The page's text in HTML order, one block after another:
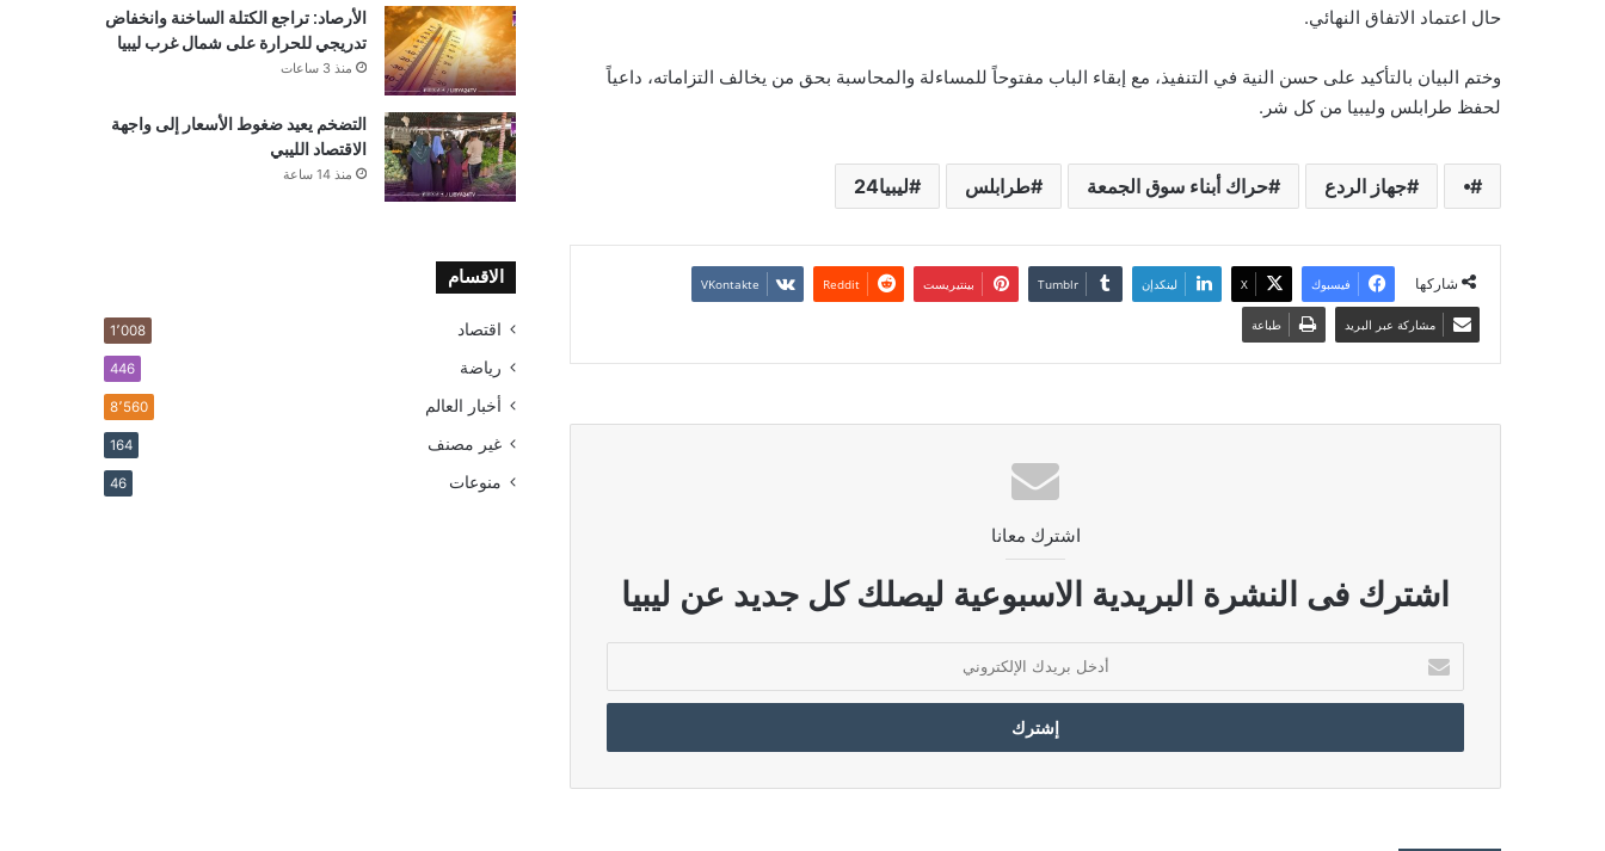
حال اعتماد الاتفاق النهائي.
وختم البيان بالتأكيد على حسن النية في التنفيذ، مع إبقاء الباب مفتوحاً للمساءلة والمحاسبة بحق من يخالف التزاماته، داعياً
لحفظ طرابلس وليبيا من كل شر.
⦁ جهاز الردع حراك أبناء سوق الجمعة طرابلس ليبيا24
شاركها فيسبوك ‫X لينكدإن بينتيريست
مشاركة عبر البريد طباعة
اشترك معانا
اشترك فى النشرة البريدية الاسبوعية ليصلك كل جديد عن ليبيا
بريدك
الإلكتروني
الأرصاد: تراجع الكتلة الساخنة وانخفاض
تدريجي للحرارة على شمال غرب ليبيا
منذ 3 ساعات
التضخم يعيد ضغوط الأسعار إلى واجهة
الاقتصاد الليبي
منذ 14 ساعة
الاقسام
اقتصاد 1٬008
رياضة 446
أخبار العالم 8٬560
غير مصنف 164
منوعات 46